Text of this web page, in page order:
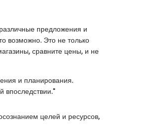
предложения и
возможно. Это не только
сравните цены, и не
и планирования.
впоследствии."
целей и ресурсов,